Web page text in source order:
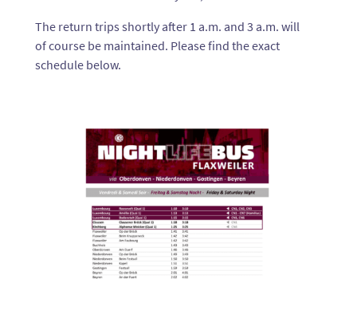
The return trips shortly after 1 a.m. and 3 a.m. will
of course be maintained. Please find the exact
schedule below.